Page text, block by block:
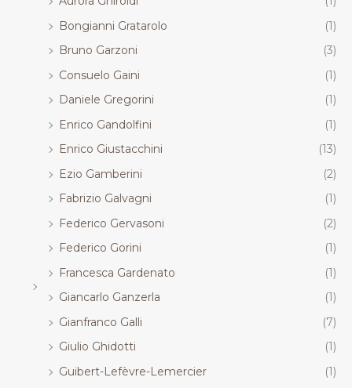
Bongianni Gratarolo
(1)
Bruno Garzoni
(3)
Consuelo Gaini
(1)
Daniele Gregorini
(1)
Enrico Gandolfini
(1)
Enrico Giustacchini
(13)
Ezio Gamberini
(2)
Fabrizio Galvagni
(1)
Federico Gervasoni
(2)
Federico Gorini
(1)
Francesca Gardenato
(1)
Giancarlo Ganzerla
(1)
Gianfranco Galli
(7)
Giulio Ghidotti
(1)
Guibert-Lefèvre-Lemercier
(1)